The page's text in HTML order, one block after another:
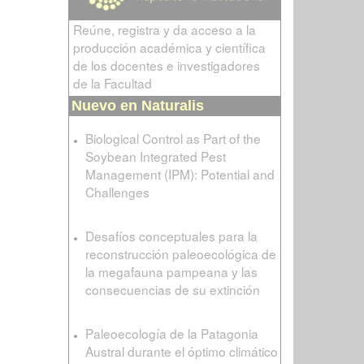
Reúne, registra y da acceso a la
producción académica y científica
de los docentes e investigadores
de la Facultad
Nuevo en Naturalis
Biological Control as Part of the
Soybean Integrated Pest
Management (IPM): Potential and
Challenges
Desafíos conceptuales para la
reconstrucción paleoecológica de
la megafauna pampeana y las
consecuencias de su extinción
Paleoecología de la Patagonia
Austral durante el óptimo climático